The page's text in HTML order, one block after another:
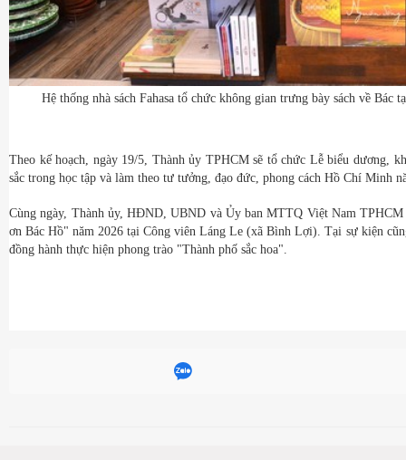
Hệ thống nhà sách Fahasa tổ chức không gian trưng bày sách về Bác
Theo kế hoạch, ngày 19/5, Thành ủy TPHCM sẽ tổ chức Lễ biểu dương,
sắc trong học tập và làm theo tư tưởng, đạo đức, phong cách Hồ Chí Minh
Cùng ngày, Thành ủy, HĐND, UBND và Ủy ban MTTQ Việt Nam
ơn Bác Hồ" năm 2026 tại Công viên Láng Le (xã Bình Lợi). Tại sự kiện
đồng hành thực hiện phong trào "Thành phố sắc hoa".